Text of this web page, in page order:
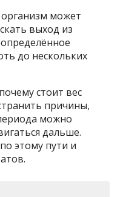
организм может
выход из
до нескольких
стоит вес
причины,
можно
дальше.
этому пути и